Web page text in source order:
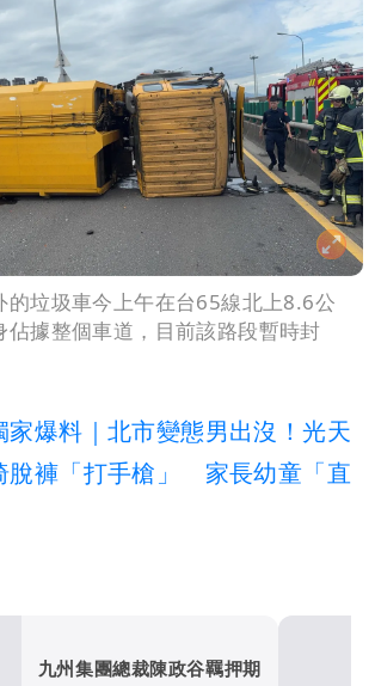
的垃圾車今上午在台65線北上8.6公
佔據整個車道，目前該路段暫時封
家爆料｜北市變態男出沒！光天
脫褲「打手槍」 家長幼童「直
九州集團總裁陳政谷羈押期